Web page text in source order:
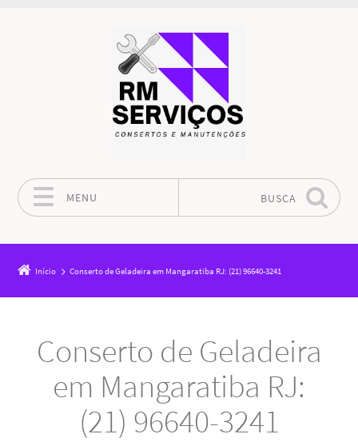
MENU BUSCA
Início Conserto de Geladeira em Mangaratiba RJ: (21) 96640-3241
Conserto de Geladeira
em Mangaratiba RJ:
(21) 96640-3241